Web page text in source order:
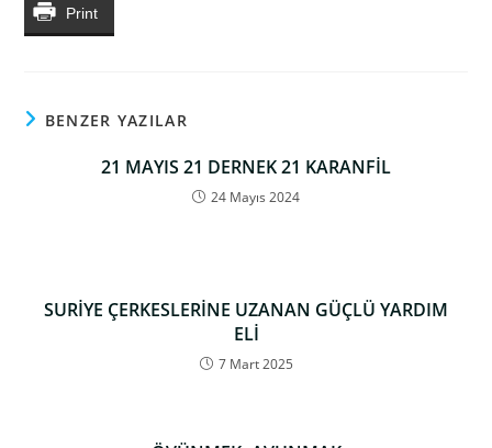
Print
BENZER YAZILAR
21 MAYIS 21 DERNEK 21 KARANFİL
24 Mayıs 2024
SURİYE ÇERKESLERİNE UZANAN GÜÇLÜ YARDIM
ELİ
7 Mart 2025